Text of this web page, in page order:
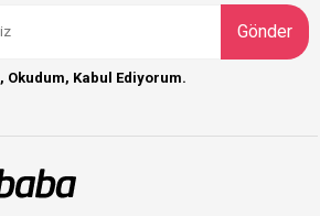
Gönder
, Okudum, Kabul Ediyorum.